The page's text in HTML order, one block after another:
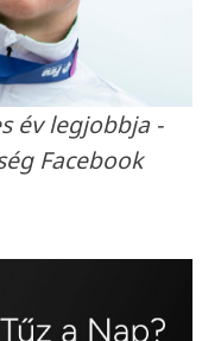
év legjobbja -
Facebook